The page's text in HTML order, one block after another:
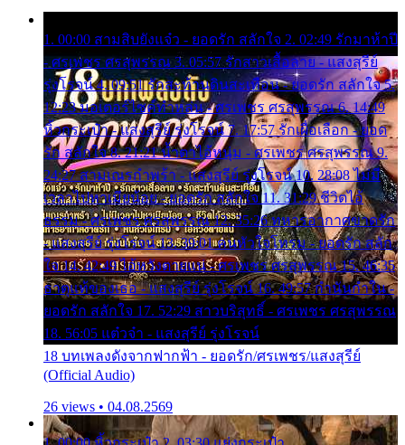
1. 00:00 สามสิบยังแจ๋ว - ยอดรัก สลักใจ 2. 02:49 รักมาห้าปี
- ศรเพชร ศรสุพรรณ 3. 05:57 รักสาวเสื้อลาย - แสงสุรีย์
รุ่งโรจน์ 4. 09:51 รักสะท้านดินสะเทือน - ยอดรัก สลักใจ 5.
12:23 มอเตอร์ไซค์ทำหล่น - ศรเพชร ศรสุพรรณ 6. 14:49
หิ้วกระเป๋า - แสงสุรีย์ รุ่งโรจน์ 7. 17:57 รักเผื่อเลือก - ยอด
รัก สลักใจ 8. 21:21 น้ำตาไอ้หนุ่ม - ศรเพชร ศรสุพรรณ 9.
24:27 สามเณรกำพร้า - แสงสุรีย์ รุ่งโรจน์ 10. 28:08 ไม่มี
เวลาไปหาเมียน้อย - ยอดรัก สลักใจ 11. 31:29 ชีวิตไอ้
ธรรม - ศรเพชร ศรสุพรรณ 12. 35:26 ทหารอากาศขาดรัก
- แสงสุรีย์ รุ่งโรจน์ 13. 39:01 คนหัวใจโทรม - ยอดรัก สลัก
ใจ 14. 42:49 ไอ้หวังตายแน่ - ศรเพชร ศรสุพรรณ 15. 46:35
ธาตุแท้ของเธอ - แสงสุรีย์ รุ่งโรจน์ 16. 49:57 กำนันกำใน -
ยอดรัก สลักใจ 17. 52:29 สาวบริสุทธิ์ - ศรเพชร ศรสุพรรณ
18. 56:05 แต๋วจ๋า - แสงสุรีย์ รุ่งโรจน์
18 บทเพลงดังจากฟากฟ้า - ยอดรัก/ศรเพชร/แสงสุรีย์
(Official Audio)
26 views • 04.08.2569